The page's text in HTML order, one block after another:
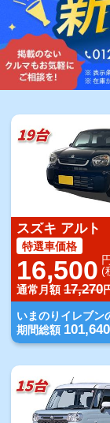
スズキ アルト
特選車価格
16,500 (
通常月額17,270
いまのりイレブン
期間総額 101,640